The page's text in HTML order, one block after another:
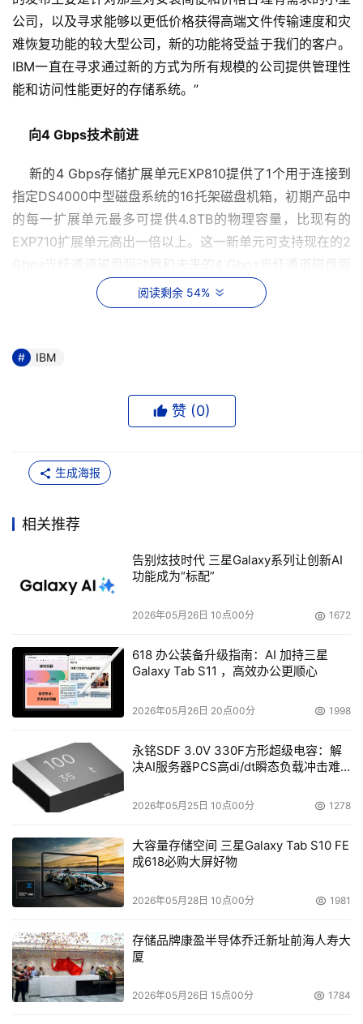
公司，以及寻求能够以更低价格获得高端文件传输速度和灾
难恢复功能的较大型公司，新的功能将受益于我们的客户。
IBM一直在寻求通过新的方式为所有规模的公司提供管理性
能和访问性能更好的存储系统。”
向4 Gbps技术前进
新的4 Gbps存储扩展单元EXP810提供了1个用于连接到
指定DS4000中型磁盘系统的16托架磁盘机箱，初期产品中
的每一扩展单元最多可提供4.8TB的物理容量，比现有的
EXP710扩展单元高出一倍以上。这一新单元可支持现在的2
Gbps光纤通道磁盘驱动器和未来的4 Gbps光纤通道磁盘驱
动器，并提供以下的功能和优势：
性
模安装设备降低“总购买成本”
IBM新的灾难恢复和业务连续性功能旨在帮助保护电子邮
件存储和其它关键任务数据。
的电子邮件平台。为提高Exchange的可用性，微软推出了
一种卷镜像拷贝服务（Volume Shadow Copy
Service），Exchange可使用该服务来消除电子邮件备份所
要求的时间窗口。IBM使用这种高级服务为自己的DS4000
存储系统开发了一个简单的自动化业务解决方案，这一被称
案可帮助保护和快速恢复微软 Exchange 2003数据库，从
而改进目前使用的备份战略。
VolumeCopy和FlashCopy/VolumeCopy组合功能，这种
入门级存储服务器可在不产生过高费用的情况下满足存储整
合和近线应用存储需求，同时为公司保留增长的空间。
的一份拷贝，VolumeCopy允许客户制作FlashCopy卷的全
拷贝以帮助提高其数据保护功能。
阅读剩余 54%
IBM
赞 (0)
生成海报
相关推荐
告别炫技时代 三星Galaxy系列让创新AI
功能成为“标配”
2026年05月26日 10点00分 1672
618 办公装备升级指南：AI 加持三星
Galaxy Tab S11 ，高效办公更顺心
2026年05月26日 20点00分 1998
永铭SDF 3.0V 330F方形超级电容：解
决AI服务器PCS高di/dt瞬态负载冲击难
2026年05月25日 10点00分 1278
大容量存储空间 三星Galaxy Tab S10 FE
成618必购大屏好物
2026年05月28日 10点00分 1981
存储品牌康盈半导体乔迁新址前海人寿大
厦
2026年05月26日 15点00分 1784